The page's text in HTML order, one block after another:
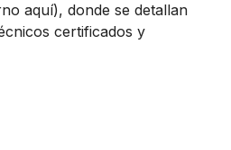
aquí), donde se detallan
certificados y